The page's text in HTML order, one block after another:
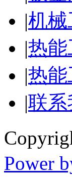
|机械
|热能
|热能
|联系
Power